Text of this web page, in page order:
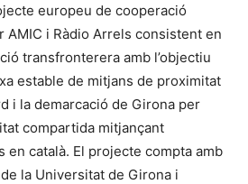
europeu de cooperació
i Ràdio Arrels consistent en
transfronterera amb l’objectiu
estable de mitjans de proximitat
i la demarcació de Girona per
compartida mitjançant
català. El projecte compta amb
la Universitat de Girona i